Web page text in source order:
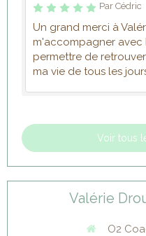
Par Cédric
Un grand merci à
m'accompagner avec
permettre de
ma vie de tous les
Voir tous
Valérie
O2